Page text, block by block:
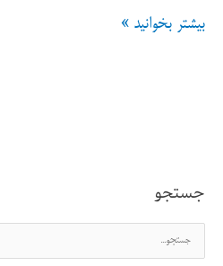
ایده
این
است
بیشتر بخوانید »
جستجو
س